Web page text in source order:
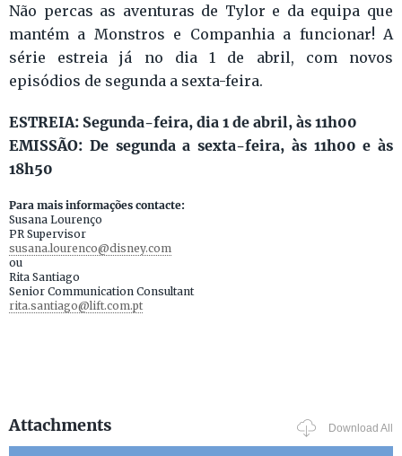
Não percas as aventuras de Tylor e da equipa que
mantém a Monstros e Companhia a funcionar! A
série estreia já no dia 1 de abril, com novos
episódios de segunda a sexta-feira.
ESTREIA: Segunda-feira, dia 1 de abril, às 11h00
EMISSÃO: De segunda a sexta-feira, às 11h00 e às
18h50
Para mais informações contacte:
Susana Lourenço
PR Supervisor
susana.lourenco@disney.com
ou
Rita Santiago
Senior Communication Consultant
rita.santiago@lift.com.pt
Attachments Download All